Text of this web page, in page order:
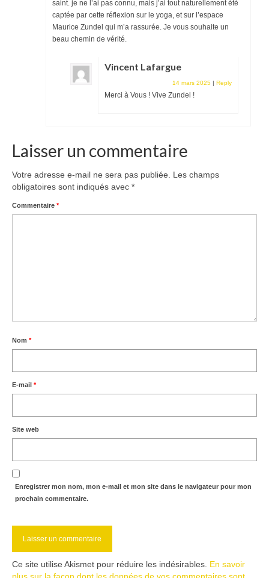
saint. je ne l’ai pas connu, mais j’ai tout naturellement été
captée par cette réflexion sur le yoga, et sur l’espace
Maurice Zundel qui m’a rassurée. Je vous souhaite un
beau chemin de vérité.
Vincent Lafargue
14 mars 2025 | Reply
Merci à Vous ! Vive Zundel !
Laisser un commentaire
Votre adresse e-mail ne sera pas publiée.
Les champs
obligatoires sont indiqués avec *
Commentaire *
Nom *
E-mail *
Site web
Enregistrer mon nom, mon e-mail et mon site dans le navigateur pour mon
prochain commentaire.
Ce site utilise Akismet pour réduire les indésirables. En savoir